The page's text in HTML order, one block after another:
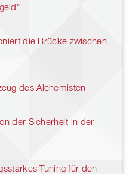
die Brücke zwischen
des Alchemisten
der Sicherheit in der
Tuning für den